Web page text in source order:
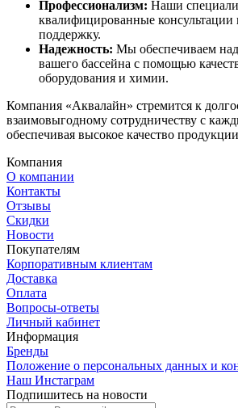
Профессионализм: Наши
квалифицированные консультации
поддержку.
Надежность: Мы обеспечиваем
вашего бассейна с помощью
оборудования и химии.
Компания «Аквалайн» стремится к
взаимовыгодному сотрудничеству с
обеспечивая высокое качество
Компания
О компании
Контакты
Отзывы
Скидки
Новости
Покупателям
Корпоративным клиентам
Доставка
Оплата
Вопросы-ответы
Личный кабинет
Информация
Бренды
Положение о персональных данных и
Наш Инстаграм
Подпишитесь на новости